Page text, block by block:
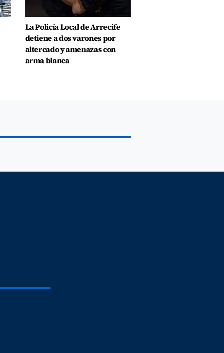
La Policía Local de Arrecife
detiene a dos varones por
altercado y amenazas con
arma blanca